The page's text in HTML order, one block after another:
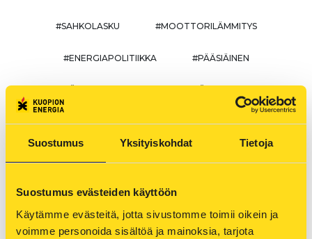
Suostumus Yksityiskohdat Tietoja
Suostumus evästeiden käyttöön
Käytämme evästeitä, jotta sivustomme toimii oikein ja
voimme personoida sisältöä ja mainoksia, tarjota
#SAHKOLASKU #MOOTTORILÄMMITYS
#ENERGIAPOLITIIKKA #PÄÄSIÄINEN
#SÄHKÖGRILLI #TEKOÄLY #DATAHUB
#SÄHKÖHAMMASHARJA #SÄHKÖPOTKULAUTA